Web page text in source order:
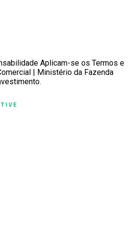
Aplicam-se os Termos e
| Ministério da Fazenda